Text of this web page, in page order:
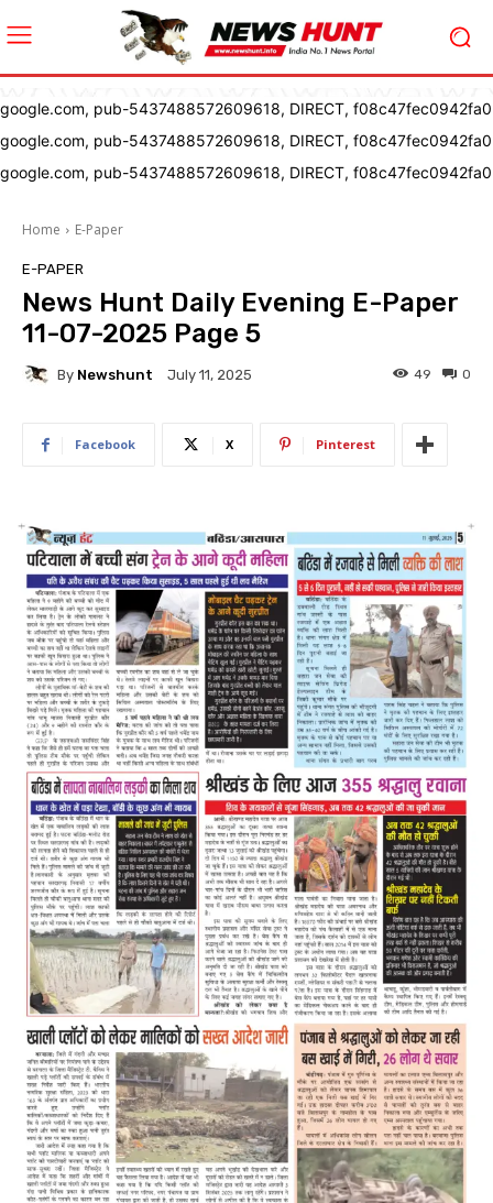
google.com, pub-5437488572609618, DIRECT, f08c47fec0942fa0
google.com, pub-5437488572609618, DIRECT, f08c47fec0942fa0
google.com, pub-5437488572609618, DIRECT, f08c47fec0942fa0
Home E-Paper
E-PAPER
News Hunt Daily Evening E-Paper
11-07-2025 Page 5
By Newshunt July 11, 2025 0
49
Facebook X Pinterest